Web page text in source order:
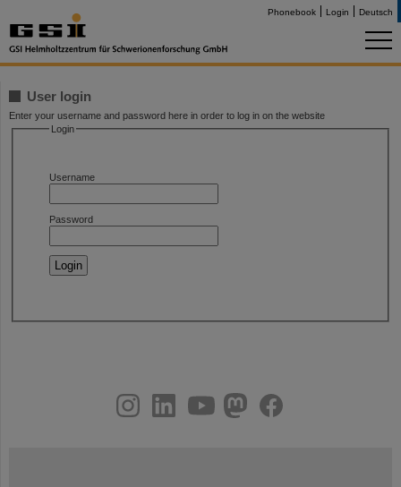
Phonebook Login Deutsch
User login
Enter your username and password here in order to log in on the website
Login
Username
Password
youtubehelmholtz.socialfacebook